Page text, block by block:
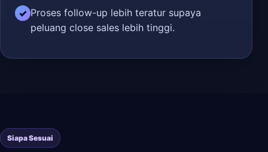
✓ Proses follow-up lebih teratur supaya
peluang close sales lebih tinggi.
Siapa Sesuai